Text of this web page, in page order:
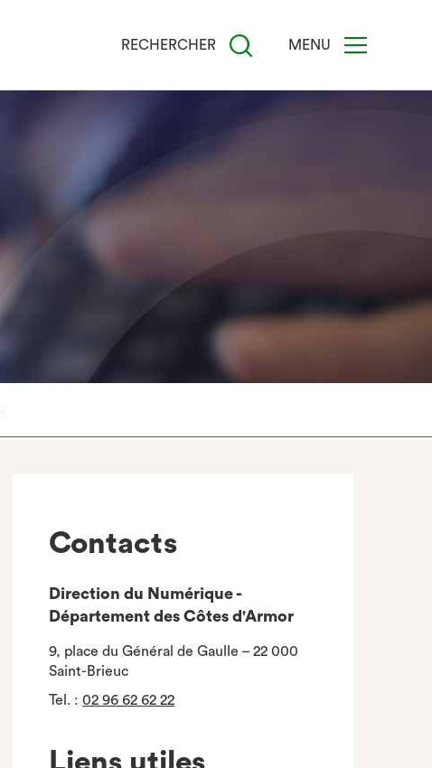
RECHERCHER MENU
Contacts
Direction du Numérique -
Département des Côtes d'Armor
9, place du Général de Gaulle – 22 000
Saint-Brieuc
Tel. :02 96 62 62 22